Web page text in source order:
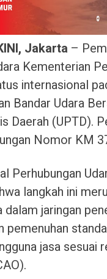
Jakarta –
Kementerian
internasional
Bandar Udara
Daerah (UPTD).
Nomor KM
Perhubungan
langkah ini
jaringan
pemenuhan
jasa